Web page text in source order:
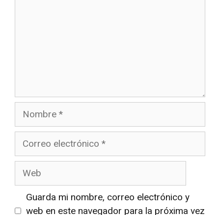
Nombre
Guarda mi nombre, correo electrónico y
web en este navegador para la próxima vez